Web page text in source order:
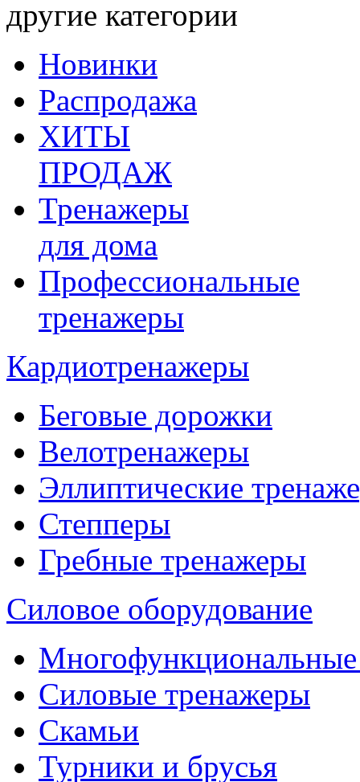
другие категории
Новинки
Распродажа
ХИТЫ
ПРОДАЖ
Тренажеры
для дома
Профессиональные
тренажеры
Кардиотренажеры
Беговые дорожки
Велотренажеры
Эллиптические
Степперы
Гребные тренажеры
Силовое оборудование
Силовые тренажеры
Скамьи
Турники и брусья